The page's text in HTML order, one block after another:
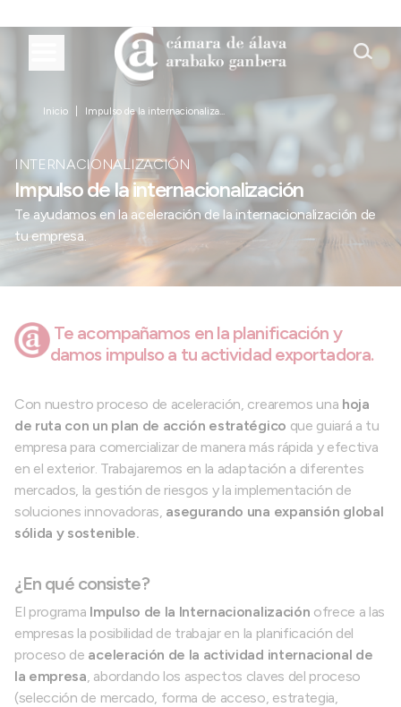
Inicio Impulso de la internacionaliza...
INTERNACIONALIZACIÓN
Impulso de la internacionalización
Te ayudamos en la aceleración de la internacionalización de
tu empresa.
Te acompañamos en la planificación y
damos impulso a tu actividad exportadora.
Con nuestro proceso de aceleración, crearemos una hoja
de ruta con un plan de acción estratégico que guiará a tu
empresa para comercializar de manera más rápida y efectiva
en el exterior. Trabajaremos en la adaptación a diferentes
mercados, la gestión de riesgos y la implementación de
soluciones innovadoras, asegurando una expansión global
sólida y sostenible.
¿En qué consiste?
El programa Impulso de la Internacionalización ofrece a las
empresas la posibilidad de trabajar en la planificación del
proceso de aceleración de la actividad internacional de
la empresa, abordando los aspectos claves del proceso
(selección de mercado, forma de acceso, estrategia,